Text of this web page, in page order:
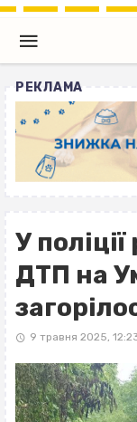
РЕКЛАМА
У
ДТП на
9 травня 2025,